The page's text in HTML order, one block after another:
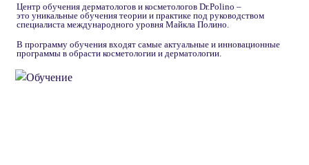
Центр обучения дерматологов и косметологов Dr.Polino –
это уникальные обучения теории и практике под руководством
специалиста международного уровня Майкла Полино.
В программу обучения входят самые актуальные и инновационные
программы в обрасти косметологии и дерматологии.